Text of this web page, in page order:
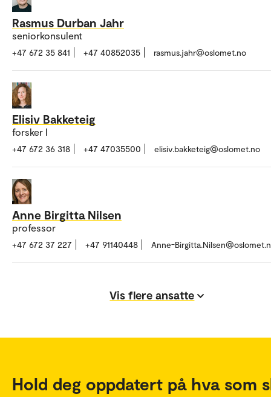
Rasmus Durban Jahr
seniorkonsulent
+47 672 35 841 +47 40852035 rasmus.jahr@oslomet.no
Elisiv Bakketeig
forsker I
+47 672 36 318 +47 47035500 elisiv.bakketeig@oslomet.no
Anne Birgitta Nilsen
professor
+47 672 37 227 +47 91140448 Anne-
Vis flere ansatte
Hold deg oppdatert på hva som